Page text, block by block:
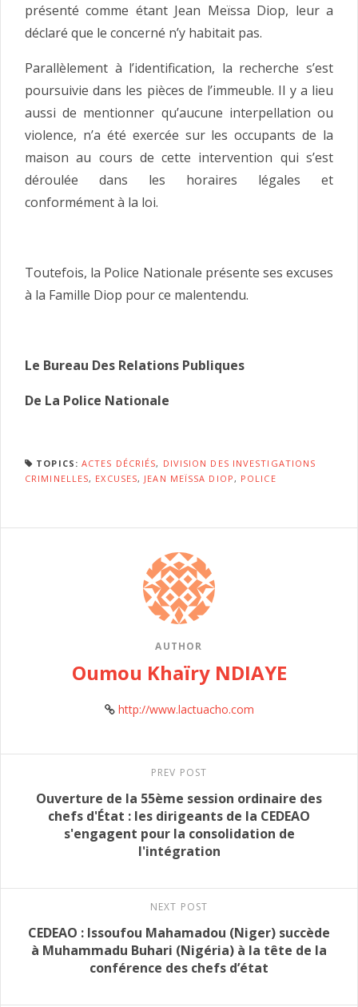
présenté comme étant Jean Meïssa Diop, leur a
déclaré que le concerné n’y habitait pas.
Parallèlement à l’identification, la recherche s’est
poursuivie dans les pièces de l’immeuble. Il y a lieu
aussi de mentionner qu’aucune interpellation ou
violence, n’a été exercée sur les occupants de la
maison au cours de cette intervention qui s’est
déroulée dans les horaires légales et
conformément à la loi.
Toutefois, la Police Nationale présente ses excuses
à la Famille Diop pour ce malentendu.
Le Bureau Des Relations Publiques
De La Police Nationale
TOPICS: ACTES DÉCRIÉS, DIVISION DES INVESTIGATIONS
CRIMINELLES, EXCUSES, JEAN MEÏSSA DIOP, POLICE
AUTHOR
Oumou Khaïry NDIAYE
http://www.lactuacho.com
PREV POST
Ouverture de la 55ème session ordinaire des
chefs d'État : les dirigeants de la CEDEAO
s'engagent pour la consolidation de
l'intégration
NEXT POST
CEDEAO : Issoufou Mahamadou (Niger) succède
à Muhammadu Buhari (Nigéria) à la tête de la
conférence des chefs d’état